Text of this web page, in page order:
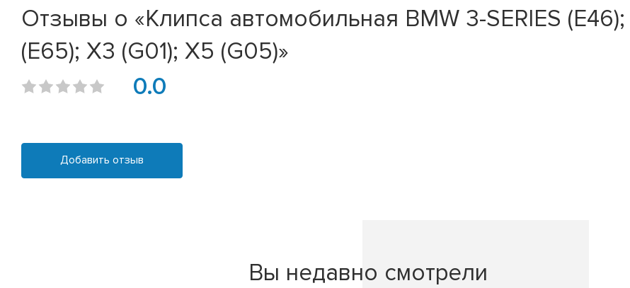
Отзывы о «Клипса автомобильная BMW 3-SERIES (E46);
(E65); X3 (G01); X5 (G05)»
0.0
Добавить отзыв
Вы недавно смотрели